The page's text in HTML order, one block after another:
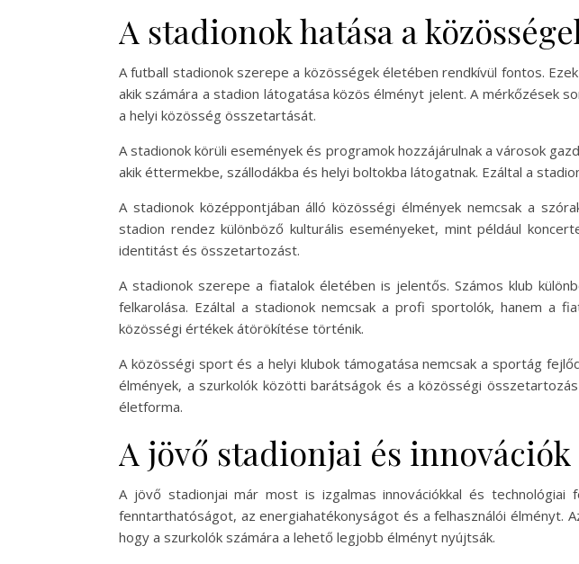
A stadionok hatása a
A futball stadionok szerepe a közösségek életében rendkívül fontos.
akik számára a stadion látogatása közös élményt jelent. A mérkőzések
a helyi közösség összetartását.
A stadionok körüli események és programok hozzájárulnak a városok
akik éttermekbe, szállodákba és helyi boltokba látogatnak. Ezáltal a
A stadionok középpontjában álló közösségi élmények nemcsak a
stadion rendez különböző kulturális eseményeket, mint például
identitást és összetartozást.
A stadionok szerepe a fiatalok életében is jelentős. Számos klub
felkarolása. Ezáltal a stadionok nemcsak a profi sportolók, hanem a
közösségi értékek átörökítése történik.
A közösségi sport és a helyi klubok támogatása nemcsak a sportág
élmények, a szurkolók közötti barátságok és a közösségi
életforma.
A jövő stadionjai és innovációk
A jövő stadionjai már most is izgalmas innovációkkal és
fenntarthatóságot, az energiahatékonyságot és a felhasználói élményt.
hogy a szurkolók számára a lehető legjobb élményt nyújtsák.